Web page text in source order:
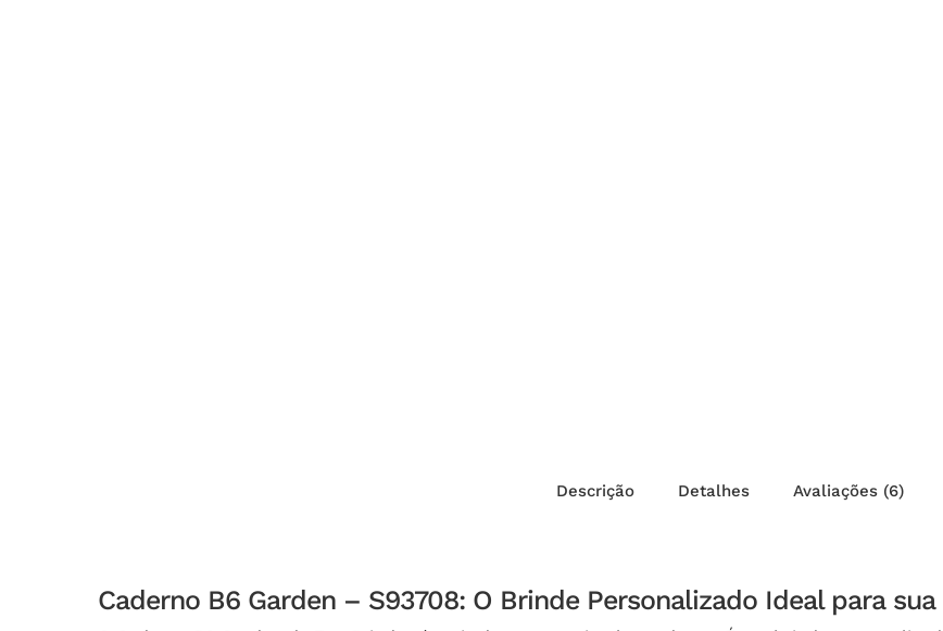
Descrição Detalhes Avaliações (6)
Caderno B6 Garden – S93708: O Brinde Personalizado Ideal para